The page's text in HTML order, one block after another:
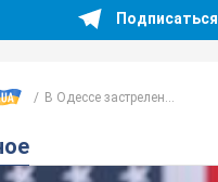
Подписаться
В Одессе застрелен...